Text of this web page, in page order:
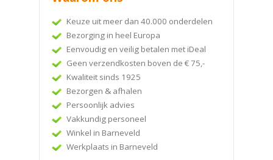
Keuze uit meer dan 40.000 onderdelen
Bezorging in heel Europa
Eenvoudig en veilig betalen met iDeal
Geen verzendkosten boven de € 75,-
Kwaliteit sinds 1925
Bezorgen & afhalen
Persoonlijk advies
Vakkundig personeel
Winkel in Barneveld
Werkplaats in Barneveld